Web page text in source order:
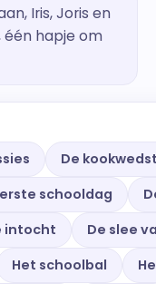
Iris, Joris en
één hapje om
De
schooldag
intocht
De slee
Het schoolbal